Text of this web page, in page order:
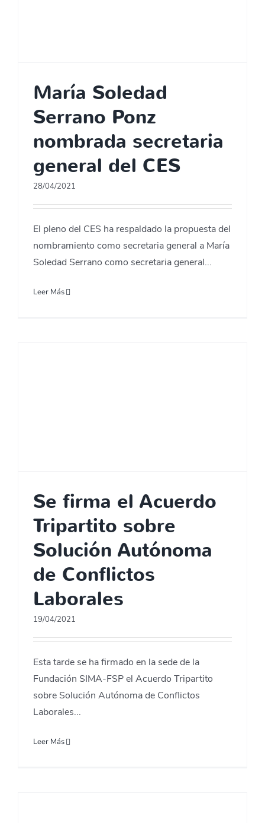
María Soledad
Serrano Ponz
nombrada secretaria
general del CES
28/04/2021
El pleno del CES ha respaldado la propuesta del
nombramiento como secretaria general a María
Soledad Serrano como secretaria general...
Leer Más
Se firma el Acuerdo
Tripartito sobre
Solución Autónoma
de Conflictos
Laborales
19/04/2021
Esta tarde se ha firmado en la sede de la
Fundación SIMA-FSP el Acuerdo Tripartito
sobre Solución Autónoma de Conflictos
Laborales...
Leer Más